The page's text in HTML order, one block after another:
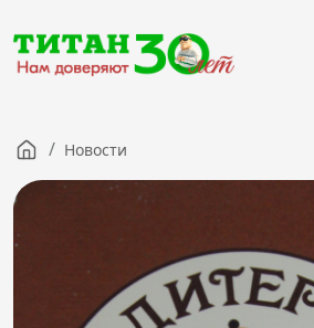
Компания
Вакансии
Новости
/ Новости